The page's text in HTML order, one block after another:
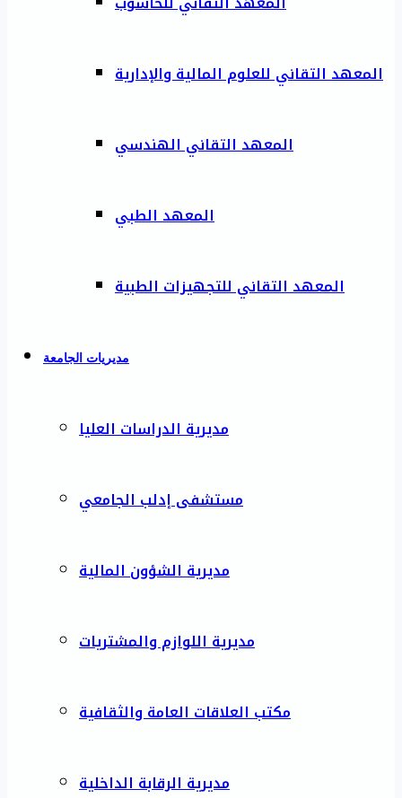
المعهد التقاني للعلوم المالية والإدارية
المعهد التقاني الهندسي
المعهد الطبي
المعهد التقاني للتجهيزات الطبية
مديريات الجامعة
مديرية الدراسات العليا
مستشفى إدلب الجامعي
مديرية الشؤون المالية
مديرية اللوازم والمشتريات
مكتب العلاقات العامة والثقافية
مديرية الرقابة الداخلية